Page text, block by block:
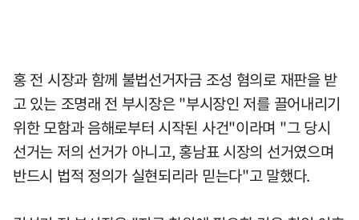
홍 전 시장과 함께 불법선거자금 조성 혐의로 재판을 받
고 있는 조명래 전 부시장은 "부시장인 저를 끌어내리기
위한 모함과 음해로부터 시작된 사건"이라며 "그 당시
선거는 저의 선거가 아니고, 홍남표 시장의 선거였으며
반드시 법적 정의가 실현되리라 믿는다"고 말했다.